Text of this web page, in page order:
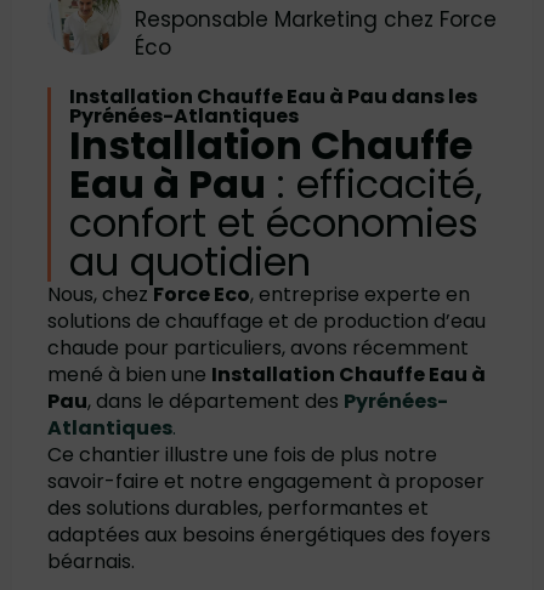
Responsable Marketing chez Force
Éco
Installation Chauffe Eau à Pau dans les
Pyrénées-Atlantiques
Installation Chauffe
Eau à Pau : efficacité,
confort et économies
au quotidien
Nous, chezForce Eco, entreprise experte en
solutions de chauffage et de production d’eau
chaude pour particuliers, avons récemment
mené à bien une Installation Chauffe Eau à
Pau, dans le département des Pyrénées-
Atlantiques.
Ce chantier illustre une fois de plus notre
savoir-faire et notre engagement à proposer
des solutions durables, performantes et
adaptées aux besoins énergétiques des foyers
béarnais.